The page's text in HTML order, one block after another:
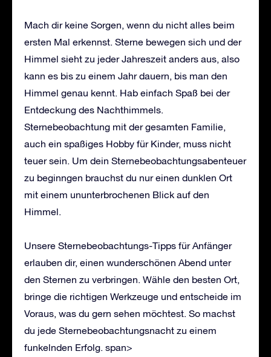
Mach dir keine Sorgen, wenn du nicht alles beim
ersten Mal erkennst. Sterne bewegen sich und der
Himmel sieht zu jeder Jahreszeit anders aus, also
kann es bis zu einem Jahr dauern, bis man den
Himmel genau kennt. Hab einfach Spaß bei der
Entdeckung des Nachthimmels.
Sternebeobachtung mit der gesamten Familie,
auch ein spaßiges Hobby für Kinder, muss nicht
teuer sein. Um dein Sternebeobachtungsabenteuer
zu beginngen brauchst du nur einen dunklen Ort
mit einem ununterbrochenen Blick auf den
Himmel.
Unsere Sternebeobachtungs-Tipps für Anfänger
erlauben dir, einen wunderschönen Abend unter
den Sternen zu verbringen. Wähle den besten Ort,
bringe die richtigen Werkzeuge und entscheide im
Voraus, was du gern sehen möchtest. So machst
du jede Sternebeobachtungsnacht zu einem
funkelnden Erfolg. span>